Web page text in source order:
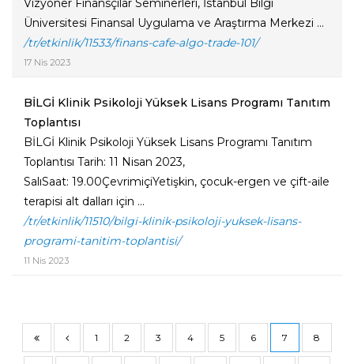
Vizyoner Finansçılar Seminerleri, İstanbul Bilgi
Üniversitesi Finansal Uygulama ve Araştırma Merkezi ...
/tr/etkinlik/11533/finans-cafe-algo-trade-101/
17 Nis 2023
BİLGİ Klinik Psikoloji Yüksek Lisans Programı Tanıtım
Toplantısı
BİLGİ Klinik Psikoloji Yüksek Lisans Programı Tanıtım
Toplantısı Tarih: 11 Nisan 2023,
SalıSaat: 19.00ÇevrimiçiYetişkin, çocuk-ergen ve çift-aile
terapisi alt dalları için ...
/tr/etkinlik/11510/bilgi-klinik-psikoloji-yuksek-lisans-
programi-tanitim-toplantisi/
11 Nis 2023
1 2 3 4 5 6 7 8